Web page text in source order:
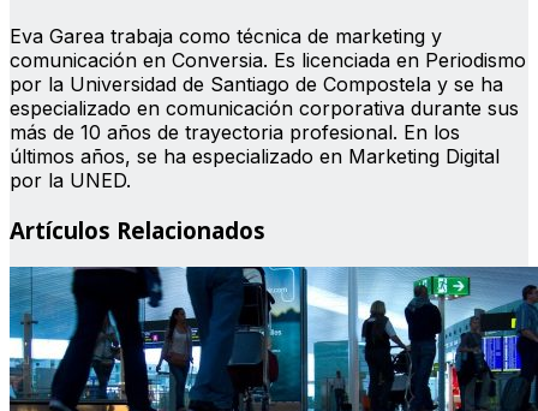
Eva Garea trabaja como técnica de marketing y
comunicación en Conversia. Es licenciada en Periodismo
por la Universidad de Santiago de Compostela y se ha
especializado en comunicación corporativa durante sus
más de 10 años de trayectoria profesional. En los
últimos años, se ha especializado en Marketing Digital
por la UNED.
Artículos Relacionados